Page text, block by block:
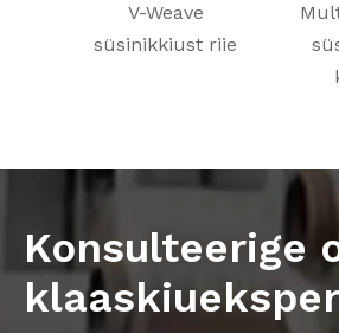
V-Weave
süsinikkiust riie
Konsulteerige